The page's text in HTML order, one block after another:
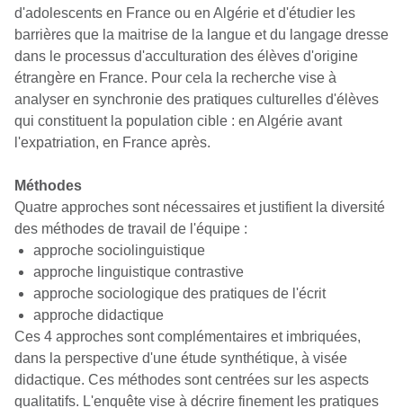
d'adolescents en France ou en Algérie et d'étudier les
barrières que la maitrise de la langue et du langage dresse
dans le processus d'acculturation des élèves d'origine
étrangère en France. Pour cela la recherche vise à
analyser en synchronie des pratiques culturelles d'élèves
qui constituent la population cible : en Algérie avant
l'expatriation, en France après.
Méthodes
Quatre approches sont nécessaires et justifient la diversité
des méthodes de travail de l'équipe :
approche sociolinguistique
approche linguistique contrastive
approche sociologique des pratiques de l'écrit
approche didactique
Ces 4 approches sont complémentaires et imbriquées,
dans la perspective d'une étude synthétique, à visée
didactique. Ces méthodes sont centrées sur les aspects
qualitatifs. L'enquête vise à décrire finement les pratiques